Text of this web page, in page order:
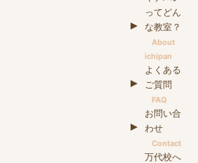
ってどん
な教室？
About
ichipan
よくある
ご質問
FAQ
お問い合
わせ
Contact
万代校へ